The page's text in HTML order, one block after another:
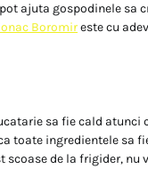
ajuta gospodinele sa
Boromireste cu
sa fie cald atunci
toate ingredientele sa
scoase de la frigider,